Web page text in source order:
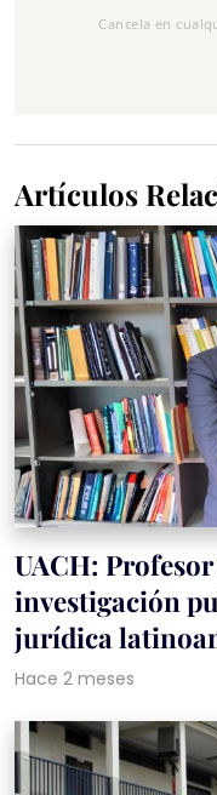
Cancela en
Artículos
UACH:
investigación
jurídica
Hace 2 meses